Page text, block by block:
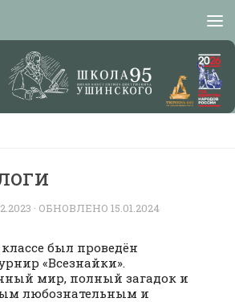
· ОБНОВЛЕНО 15.01.2024
классе был проведён
«Всезнайки».
мир, полный загадок и
любознательным и